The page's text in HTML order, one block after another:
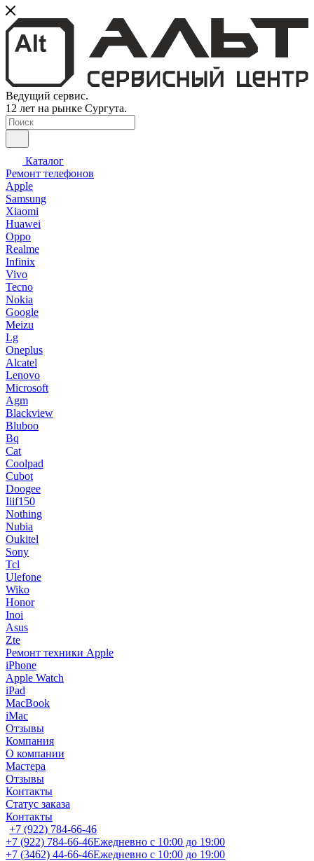
Ведущий сервис.
12 лет на рынке Сургута.
Каталог
Ремонт телефонов
Apple
Samsung
Xiaomi
Huawei
Oppo
Realme
Infinix
Vivo
Tecno
Nokia
Google
Meizu
Lg
Oneplus
Alcatel
Lenovo
Microsoft
Agm
Blackview
Bluboo
Bq
Cat
Coolpad
Cubot
Doogee
Iiif150
Nothing
Nubia
Oukitel
Sony
Tcl
Ulefone
Wiko
Honor
Inoi
Asus
Zte
Ремонт техники Apple
iPhone
Apple Watch
iPad
MacBook
iMac
Отзывы
Компания
О компании
Мастера
Отзывы
Контакты
Статус заказа
Контакты
+7 (922) 784-66-46
+7 (922) 784-66-46Ежедневно с 10:00 до 19:00
+7 (3462) 44-66-46Ежедневно с 10:00 до 19:00